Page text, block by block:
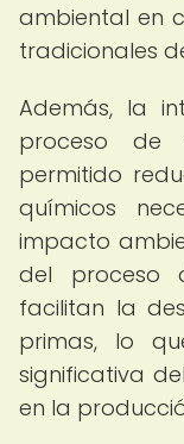
ambiental en
tradicionales
Además, la
proceso de
permitido
químicos
impacto
del proceso
facilitan la
primas, lo
significativa
en la